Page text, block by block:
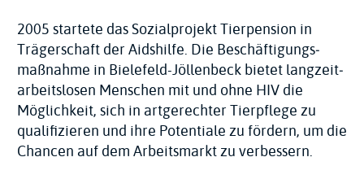
2005 startete das Sozial­projekt Tierpension in
Trägerschaft der Aidshilfe. Die Beschäftigungs­
maßnahme in Bielefeld-Jöllenbeck bietet langzeit­
arbeitslosen Menschen mit und ohne HIV die
Möglichkeit, sich in artgerechter Tierpflege zu
qualifizieren und ihre Potentiale zu fördern, um die
Chancen auf dem Arbeitsmarkt zu verbessern.